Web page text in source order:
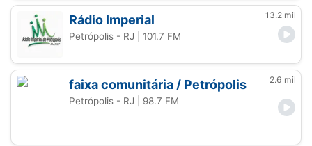
Rádio Imperial 13.2 mil
Petrópolis - RJ | 101.7 FM
faixa comunitária / Petrópolis 2.6 mil
Petrópolis - RJ | 98.7 FM